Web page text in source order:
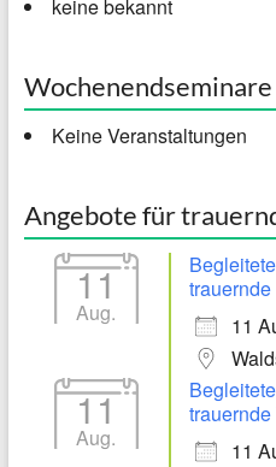
keine bekannt
Keine Veranstaltungen
Angebote für
11
Aug.
trauernde
11
11
Aug.
11